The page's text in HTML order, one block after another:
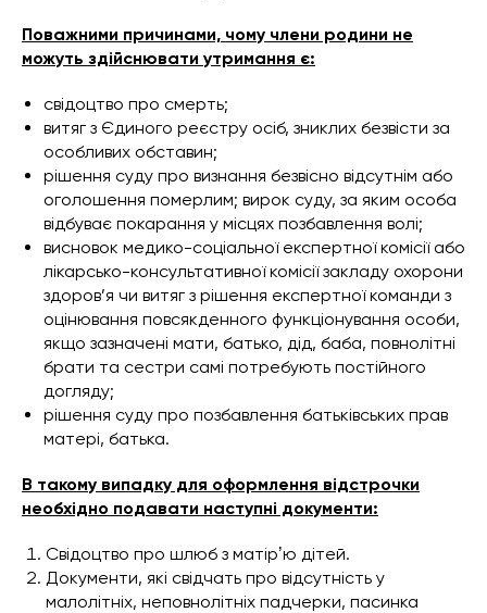
Поважними причинами, чому члени родини не
можуть здійснювати утримання є:
свідоцтво про смерть;
витяг з Єдиного реєстру осіб, зниклих безвісти за
особливих обставин;
рішення суду про визнання безвісно відсутнім або
оголошення померлим; вирок суду, за яким особа
відбуває покарання у місцях позбавлення волі;
висновок медико-соціальної експертної комісії або
лікарсько-консультативної комісії закладу охорони
здоров’я чи витяг з рішення експертної команди з
оцінювання повсякденного функціонування особи,
якщо зазначені мати, батько, дід, баба, повнолітні
брати та сестри самі потребують постійного
догляду;
рішення суду про позбавлення батьківських прав
матері, батька.
В такому випадку для оформлення відстрочки
необхідно подавати наступні документи:
Свідоцтво про шлюб з матірʼю дітей.
Документи, які свідчать про відсутність у
малолітніх, неповнолітніх падчерки, пасинка